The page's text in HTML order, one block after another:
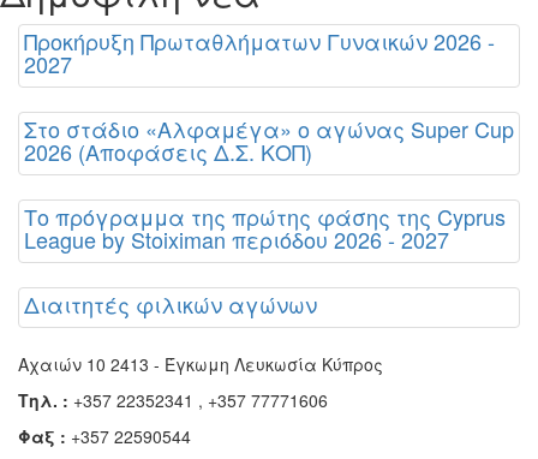
Προκήρυξη Πρωταθλήματων Γυναικών 2026 -
2027
Στο στάδιο «Αλφαμέγα» ο αγώνας Super Cup
2026 (Αποφάσεις Δ.Σ. ΚΟΠ)
Το πρόγραμμα της πρώτης φάσης της Cyprus
League by Stoiximan περιόδου 2026 - 2027
Διαιτητές φιλικών αγώνων
Αχαιών 10 2413 - Έγκωμη Λευκωσία Κύπρος
Τηλ. : +357 22352341 , +357 77771606
Φαξ : +357 22590544